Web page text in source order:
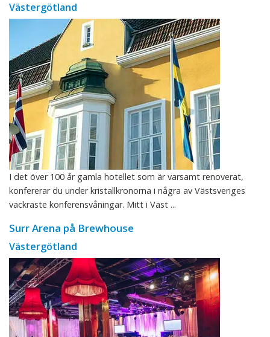
Västergötland
I det över 100 år gamla hotellet som är varsamt renoverat,
konfererar du under kristallkronorna i några av Västsveriges
vackraste konferensvåningar. Mitt i Väst ...
Surr Arena på Brewhouse
Västergötland